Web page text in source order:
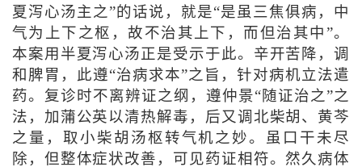
夏泻心汤主之”的话说，就是“是虽三焦俱病，中
气为上下之枢，故不治其上下，而但治其中”。
本案用半夏泻心汤正是受示于此。辛开苦降，调
和脾胃，此遵“治病求本”之旨，针对病机立法遣
药。复诊时不离辨证之纲，遵仲景“随证治之”之
法，加蒲公英以清热解毒，后又调北柴胡、黄芩
之量，取小柴胡汤枢转气机之妙。虽口干未尽
除，但整体症状改善，可见药证相符。然久病体